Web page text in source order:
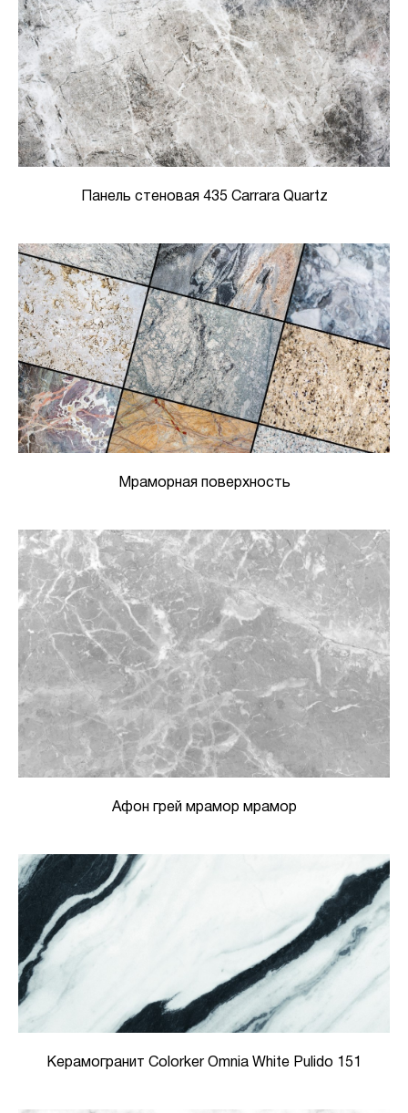
Панель стеновая 435 Carrara Quartz
Мраморная поверхность
Афон грей мрамор мрамор
Керамогранит Colorker Omnia White Pulido 151